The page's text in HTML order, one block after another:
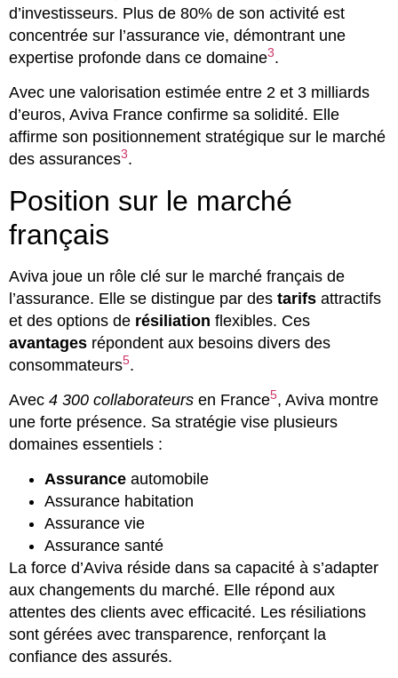
d’investisseurs. Plus de 80% de son activité est
concentrée sur l’assurance vie, démontrant une
expertise profonde dans ce domaine3.
Avec une valorisation estimée entre 2 et 3 milliards
d’euros, Aviva France confirme sa solidité. Elle
affirme son positionnement stratégique sur le marché
des assurances3.
Position sur le marché
français
Aviva joue un rôle clé sur le marché français de
l’assurance. Elle se distingue par des tarifs attractifs
et des options de résiliation flexibles. Ces
avantages répondent aux besoins divers des
consommateurs5.
Avec 4 300 collaborateurs en France5, Aviva montre
une forte présence. Sa stratégie vise plusieurs
domaines essentiels :
Assurance automobile
Assurance habitation
Assurance vie
Assurance santé
La force d’Aviva réside dans sa capacité à s’adapter
aux changements du marché. Elle répond aux
attentes des clients avec efficacité. Les résiliations
sont gérées avec transparence, renforçant la
confiance des assurés.